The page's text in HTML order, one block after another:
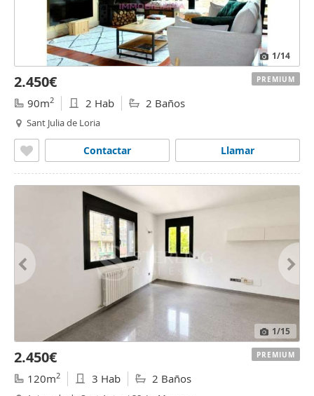
1/14
2.450€
90m2 2 Hab 2 Baños
Sant Julia de Loria
Llamar
Contactar
PREMIUM
1/15
2.450€
120m2 3 Hab 2 Baños
PREMIUM